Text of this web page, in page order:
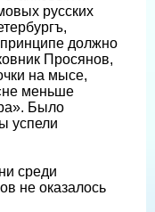
русских
должно
Просянов,
на мысе,
меньше
Было
успели
среди
не оказалось